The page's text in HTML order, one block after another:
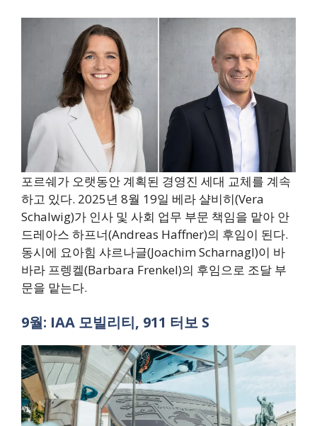
포르쉐가 오랫동안 계획된 경영진 세대 교체를 계속
하고 있다. 2025년 8월 19일 베라 샬비히(Vera
Schalwig)가 인사 및 사회 업무 부문 책임을 맡아 안
드레아스 하프너(Andreas Haffner)의 후임이 된다.
동시에 요아힘 샤르나글(Joachim Scharnagl)이 바
바라 프렝켈(Barbara Frenkel)의 후임으로 조달 부
문을 맡는다.
9월: IAA 모빌리티, 911 터보 S